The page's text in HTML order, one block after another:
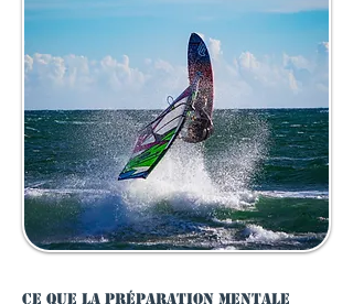
Ce que la préparation mentale